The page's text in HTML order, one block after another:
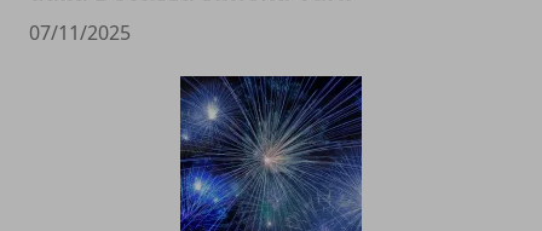
07/11/2025